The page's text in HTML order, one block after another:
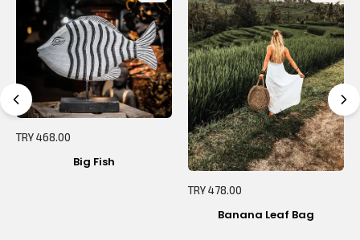
TRY 468.00
Big Fish
TRY 478.00
Banana Leaf Bag